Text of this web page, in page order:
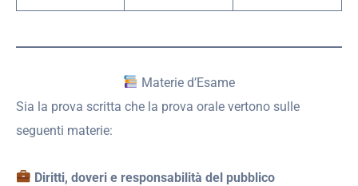
Materie d’Esame
Sia la prova scritta che la prova orale vertono sulle
seguenti materie:
Diritti, doveri e responsabilità del pubblico